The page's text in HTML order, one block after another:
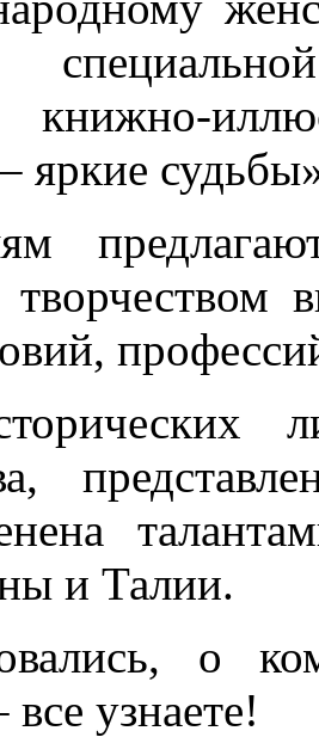
книжно-
яркие
и Талии.
о
узнаете!